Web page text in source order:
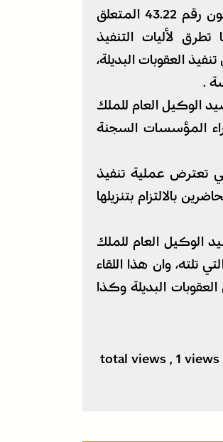
تناول فيه دور المندوبية العامة لإدارة السجون وإعادة الادماج في تنفيذ القانون رقم 43.22 المتعلق
لأليات التنفيذ
العقوبات البديلة،
.
الوكيل العام للملك
المؤسسات السجنة
تعترض عملية تنفيذ
بالالتزام بتنزيلها
الوكيل العام للملك
تلته، وان هذا اللقاء
البديلة وكذا
, 1